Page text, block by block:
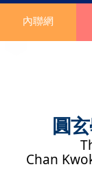
圓
Chan
內聯網